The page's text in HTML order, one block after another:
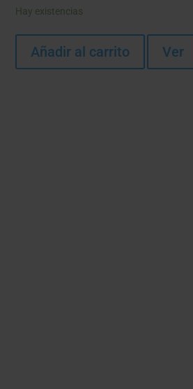
Hay existencias
Añadir al carrito Ver